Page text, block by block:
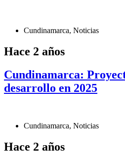
Cundinamarca, Noticias
Hace 2 años
Cundinamarca:
desarrollo en 2025
Cundinamarca, Noticias
Hace 2 años